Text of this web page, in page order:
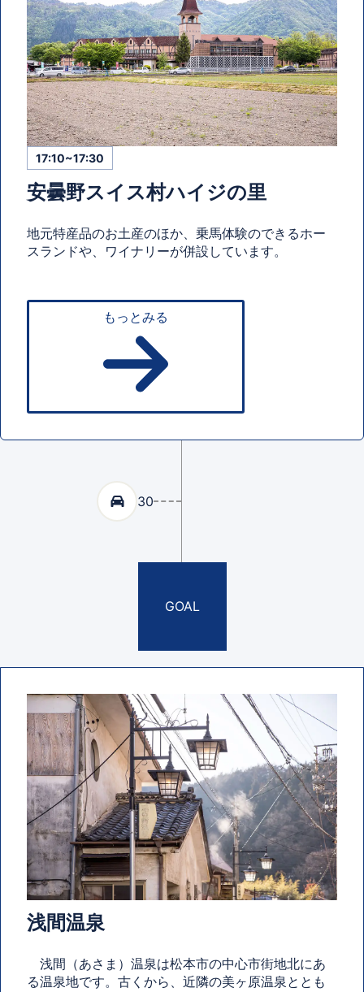
17:10~17:30
安曇野スイス村ハイジの里
地元特産品のお土産のほか、乗馬体験のできるホー
スランドや、ワイナリーが併設しています。
もっとみる
30
GOAL
浅間温泉
浅間（あさま）温泉は松本市の中心市街地北にあ
る温泉地です。古くから、近隣の美ヶ原温泉ととも